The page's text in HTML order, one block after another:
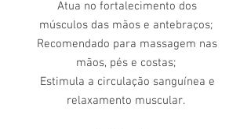
Atua no fortalecimento dos
músculos das mãos e antebraços;
Recomendado para massagem nas
mãos, pés e costas;
Estimula a circulação sanguínea e
relaxamento muscular.